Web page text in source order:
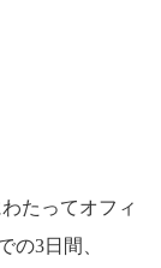
たってオフィ
の3日間、